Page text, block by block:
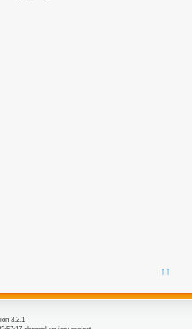
↑↑
3.2.1